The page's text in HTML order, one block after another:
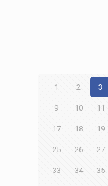
1 2 3
9 10 11
17 18 19
25 26 27
33 34 35